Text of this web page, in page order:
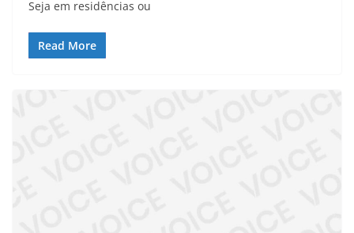
Seja em residências ou
Read More